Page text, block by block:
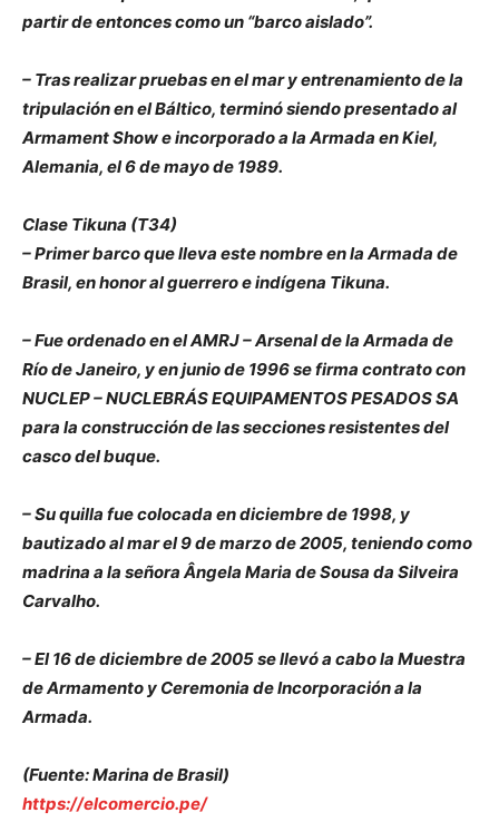
partir de entonces como un “barco aislado”.
– Tras realizar pruebas en el mar y entrenamiento de la
tripulación en el Báltico, terminó siendo presentado al
Armament Show e incorporado a la Armada en Kiel,
Alemania, el 6 de mayo de 1989.
Clase Tikuna (T34)
– Primer barco que lleva este nombre en la Armada de
Brasil, en honor al guerrero e indígena Tikuna.
– Fue ordenado en el AMRJ – Arsenal de la Armada de
Río de Janeiro, y en junio de 1996 se firma contrato con
NUCLEP – NUCLEBRÁS EQUIPAMENTOS PESADOS SA
para la construcción de las secciones resistentes del
casco del buque.
– Su quilla fue colocada en diciembre de 1998, y
bautizado al mar el 9 de marzo de 2005, teniendo como
madrina a la señora Ângela Maria de Sousa da Silveira
Carvalho.
– El 16 de diciembre de 2005 se llevó a cabo la Muestra
de Armamento y Ceremonia de Incorporación a la
Armada.
(Fuente: Marina de Brasil)
https://elcomercio.pe/